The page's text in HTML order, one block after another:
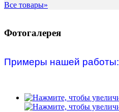
Все товары»
Фотогалерея
Примеры нашей работы: